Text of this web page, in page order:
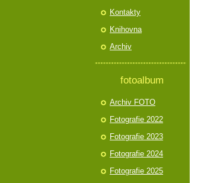
Kontakty
Knihovna
Archiv
fotoalbum
Archiv FOTO
Fotografie 2022
Fotografie 2023
Fotografie 2024
Fotografie 2025